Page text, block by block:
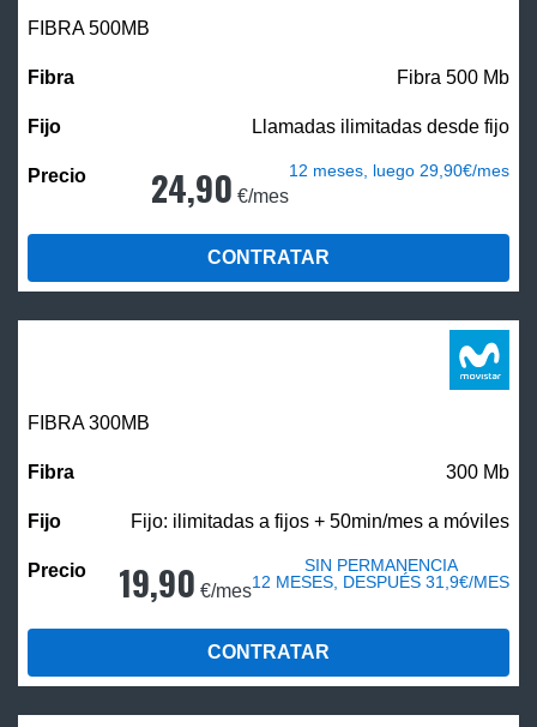
FIBRA500MB
Fibra 500 Mb
Llamadas ilimitadas desde fijo
24,90 €/mes
12 meses, luego 29,90€/mes
CONTRATAR
FIBRA 300MB
300 Mb
Fijo: ilimitadas a fijos + 50min/mes a móviles
19,90 €/mes
SIN PERMANENCIA
12 MESES, DESPUÉS 31,9€/MES
CONTRATAR